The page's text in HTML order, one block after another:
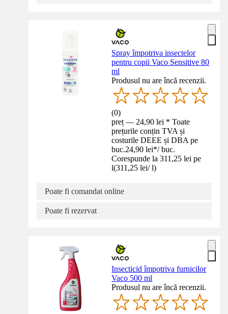
Spray împotriva insectelor
pentru copii Vaco Sensitive 80
ml
Produsul nu are încă recenzii.
(0)
preț — 24,90 lei * Toate
prețurile conțin TVA și
costurile DEEE și DBA pe
buc.24,90 lei*/ buc.
Corespunde la 311,25 lei pe
l(311,25 lei/ l)
Poate fi comandat online
Poate fi rezervat
Insecticid împotriva furnicilor
Vaco 500 ml
Produsul nu are încă recenzii.